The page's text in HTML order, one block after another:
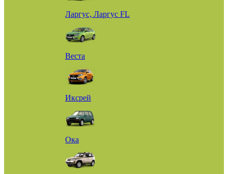
Ларгус, Ларгус FL
Веста
Иксрей
Ока